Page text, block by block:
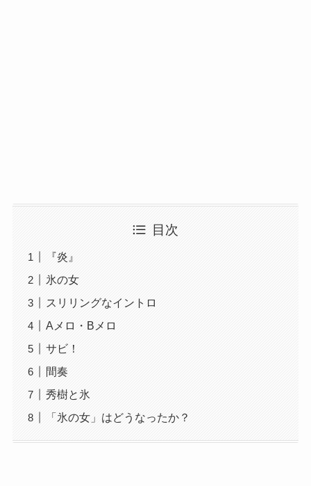
目次
『炎』
氷の女
スリリングなイントロ
Aメロ・Bメロ
サビ！
間奏
秀樹と氷
「氷の女」はどうなったか？